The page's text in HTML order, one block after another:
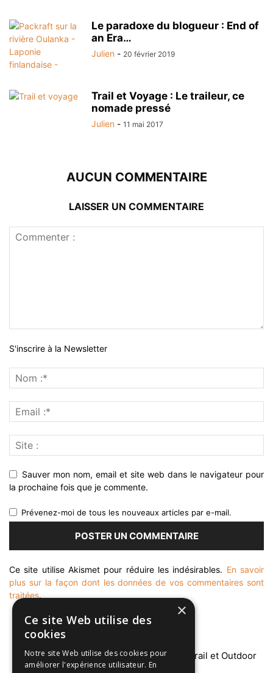
Le paradoxe du blogueur : End of
an Era…
Julien - 20 février 2019
Trail et Voyage : Le traileur, ce
nomade pressé
Julien - 11 mai 2017
AUCUN COMMENTAIRE
LAISSER UN COMMENTAIRE
S'inscrire à la Newsletter
Sauver mon nom, email et site web dans le navigateur pour
la prochaine fois que je commente.
Prévenez-moi de tous les nouveaux articles par e-mail.
Ce site utilise Akismet pour réduire les indésirables. En savoir
plus sur la façon dont les données de vos commentaires sont
traitées.
×
Ce site Web utilise des
cookies
Notre site Web utilise des cookies pour
améliorer l'expérience utilisateur. En